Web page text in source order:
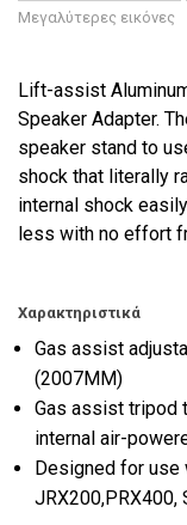
Μεγαλύτερες εικόνες
Lift-assist
Speaker Adapter.
speaker stand to
shock that literally
internal shock
less with no effort
Χαρακτηριστικά
Gas assist
(2007MM)
Gas assist tripod
internal air-
Designed for
JRX200,PRX400,